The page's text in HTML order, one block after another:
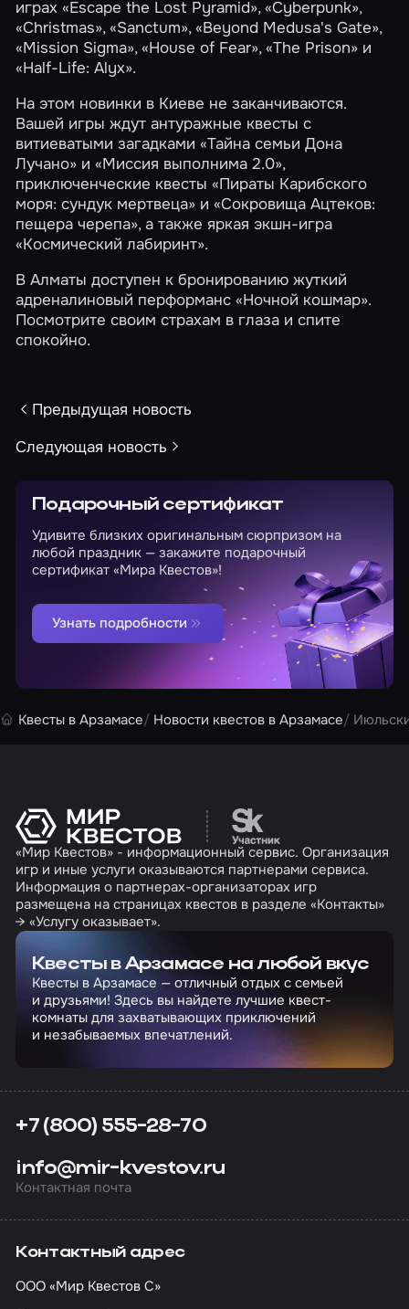
играх«Escape the Lost Pyramid»,«Cyberpunk»,
«Christmas»,«Sanctum»,«Beyond Medusa's Gate»,
«Mission Sigma»,«House of Fear»,«The Prison» и
«Half-Life: Alyx».
На этом новинки в Киеве не заканчиваются.
Вашей игры ждут антуражные квесты с
витиеватыми загадками«Тайна семьи Дона
Лучано» и«Миссия выполнима 2.0»,
приключенческие квесты«Пираты Карибского
моря: сундук мертвеца» и«Сокровища Ацтеков:
пещера черепа», а также яркая экшн-игра
«Космический лабиринт».
В Алматы доступен к бронированию жуткий
адреналиновый перформанс«Ночной кошмар».
Посмотрите своим страхам в глаза и спите
спокойно.
Предыдущая новость
Следующая новость
Подарочный сертификат
Удивите близких оригинальным сюрпризом на
любой праздник — закажите подарочный
сертификат «Мира Квестов»!
Узнать подробности
Квесты в Арзамасе Новости квестов в Арзамасе
Перейти на сайт
«Мир Квестов» - информационный сервис. Организация
игр и иные услуги оказываются партнерами сервиса.
Информация о партнерах-организаторах игр
размещена на страницах квестов в разделе «Контакты»
→ «Услугу оказывает».
Квесты в Арзамасе на любой вкус
Квесты в Арзамасе — отличный отдых с семьей
и друзьями! Здесь вы найдете лучшие квест-
комнаты для захватывающих приключений
и незабываемых впечатлений.
+7 (800) 555-28-70
info@mir-kvestov.ru
Контактная почта
Контактный адрес
ООО «Мир Квестов С»